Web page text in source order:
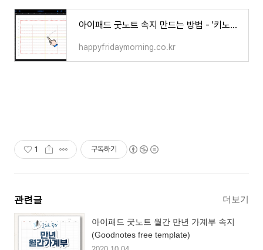
아이패드 굿노트 속지 만드는 방법 - '키노트' 하나로 뚝딱!
happyfridaymorning.co.kr
1 구독하기
관련글 더보기
아이패드 굿노트 월간 만년 가계부 속지
(Goodnotes free template)